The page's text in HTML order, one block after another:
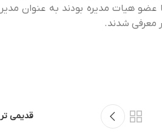
هیات مدیره بودند به عنوان مدیر
معرفی شدند.
قدیمی تر